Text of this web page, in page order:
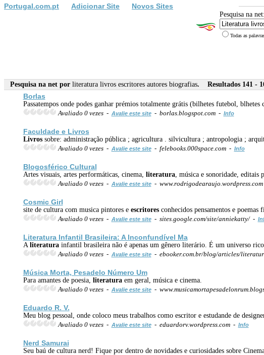
Portugal.com.pt Adicionar Site Novos Sites
Pesquisa na net:
Todas as
Pesquisa na net por literatura livros escritores autores biografias. Resultados 141 -
Borlas
Passatempos onde podes ganhar prémios totalmente grátis (bilhetes futebol, blhetes
Avaliado 0 vezes - Avalie este site- borlas.blogspot.com - Info
Faculdade e Livros
Livrossobre: administração pública ; agricultura . silvicultura ; antropologia ;
Avaliado 0 vezes - Avalie este site- felebooks.000space.com - Info
Blogosférico Cultural
Artes visuais, artes performáticas, cinema, literatura, música e sonoridade, editais
Avaliado 0 vezes - Avalie este site-
Cosmic Girl
site de cultura com musica pintores e escritoresconhecidos pensamentos e poemas
Avaliado 0 vezes - Avalie este site- sites.google.com/site/anniekatty/ -
LiteraturaInfantil Brasileira: A Inconfundível Ma
A literaturainfantil brasileira não é apenas um gênero literário. É um universo
Avaliado 0 vezes - Avalie este site- ebooker.com.br/blog/articles/
Música Morta, Pesadelo Número Um
Para amantes de poesia, literaturaem geral, música e cinema.
Avaliado 0 vezes - Avalie este site-
Eduardo R. V.
Meu blog pessoal, onde coloco meus trabalhos como escritor e estudande de
Avaliado 0 vezes - Avalie este site- eduardorv.wordpress.com - Info
Nerd Samurai
Seu baú de cultura nerd! Fique por dentro de novidades e curiosidades sobre